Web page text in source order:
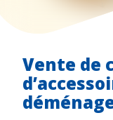
Vente de